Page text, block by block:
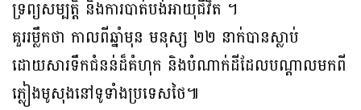
ទ្រព្យសម្បត្តិ និងការបាត់បង់អាយុជីវិត ។
គួររម្លឹកថា កាលពីឆ្នាំមុន មនុស្ស ២២ នាក់បានស្លាប់
ដោយសារទឹកជំនន់ដ៏គំហុក និងបំណាក់ដីដែលបណ្តាលមកពី
ភ្លៀងមូសុងនៅទូទាំងប្រទេសថៃ៕